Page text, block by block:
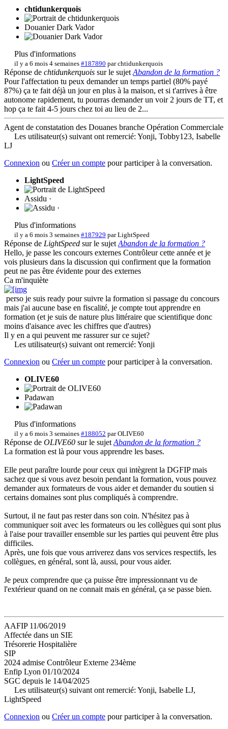
chtidunkerquois
Douanier Dark Vador
Plus d'informations
il y a 6 mois 4 semaines #187890 parchtidunkerquois
Réponse de chtidunkerquois sur le sujet Abandon de la formation ?
Pour l'affectation tu peux demander un temps partiel (80% payé
87%) ça te fait déjà un jour en plus à la maison, et si t'arrives à être
autonome rapidement, tu pourras demander un voir 2 jours de TT, et
hop ça te fait 4-5 jours chez toi au lieu de 2...
Agent de constatation des Douanes branche Opération Commerciale
Les utilisateur(s) suivant ont remercié: Yonji, Tobby123, Isabelle
LJ
Connexion ou Créer un compte pour participer à la conversation.
LightSpeed
Assidu ·
Plus d'informations
il y a 6 mois 3 semaines #187929 parLightSpeed
Réponse de LightSpeed sur le sujet Abandon de la formation ?
Hello, je passe les concours externes Contrôleur cette année et je
vois plusieurs dans la discussion qui confirment que la formation
peut ne pas être évidente pour des externes
Ca m'inquiète
perso je suis ready pour suivre la formation si passage du concours
mais j'ai aucune base en fiscalité, je compte tout apprendre en
formation (et je suis de nature plus littéraire que scientifique donc
moins d'aisance avec les chiffres que d'autres)
Il y en a qui peuvent me rassurer sur ce sujet?
Les utilisateur(s) suivant ont remercié: Yonji
Connexion ou Créer un compte pour participer à la conversation.
OLIVE60
Padawan
Plus d'informations
il y a 6 mois 3 semaines #188052 parOLIVE60
Réponse de OLIVE60 sur le sujet Abandon de la formation ?
La formation est là pour vous apprendre les bases.
Elle peut paraître lourde pour ceux qui intègrent la DGFIP mais
sachez que si vous avez besoin pendant la formation, vous pouvez
demander aux formateurs de vous aider et demander du soutien si
certains domaines sont plus compliqués à comprendre.
Surtout, il ne faut pas rester dans son coin. N'hésitez pas à
communiquer soit avec les formateurs ou les collègues qui sont plus
à l'aise pour travailler ensemble sur les parties qui peuvent être plus
difficiles.
Après, une fois que vous arriverez dans vos services respectifs, les
collègues, en général, sont là, aussi, pour vous aider.
Je peux comprendre que ça puisse être impressionnant vu de
l'extérieur quand on ne connait mais en général, ça se passe bien.
AAFIP 11/06/2019
Affectée dans un SIE
Trésorerie Hospitalière
SIP
2024 admise Contrôleur Externe 234ème
Enfip Lyon 01/10/2024
SGC depuis le 14/04/2025
Les utilisateur(s) suivant ont remercié: Yonji, Isabelle LJ,
LightSpeed
Connexion ou Créer un compte pour participer à la conversation.